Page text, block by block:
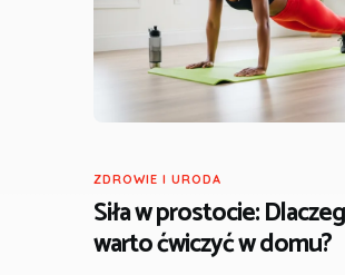
ZDROWIE I URODA
Siła w prostocie:
warto ćwiczyć w domu?